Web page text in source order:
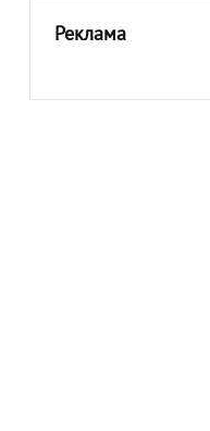
Реклама